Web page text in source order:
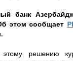
банк
этом сообщает
этому решению